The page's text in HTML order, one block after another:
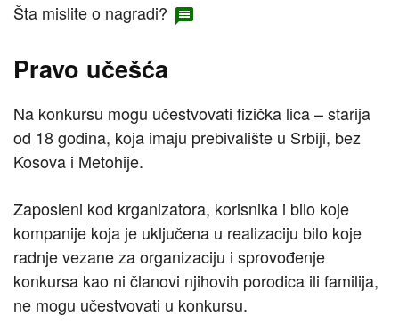
Šta mislite o nagradi?
Pravo učešća
Na konkursu mogu učestvovati fizička lica – starija
od 18 godina, koja imaju prebivalište u Srbiji, bez
Kosova i Metohije.
Zaposleni kod krganizatora, korisnika i bilo koje
kompanije koja je uključena u realizaciju bilo koje
radnje vezane za organizaciju i sprovođenje
konkursa kao ni članovi njihovih porodica ili familija,
ne mogu učestvovati u konkursu.